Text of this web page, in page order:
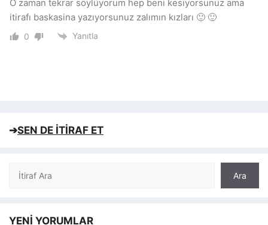
O zaman tekrar söylüyorum hep beni kesiyorsunuz ama
itirafı baskasina yazıyorsunuz zalımın kızları 🙂 🙂
0 Yanıtla
➔SEN DE İTİRAF ET
Ara
Ara
YENİ YORUMLAR